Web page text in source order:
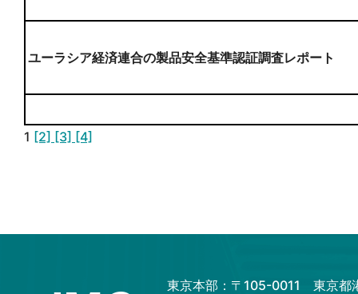
ユーラシア経済連合の製品安全基準認証調査レポート
1 [2] [3] [4]
東京本部：〒105-0011 東京都